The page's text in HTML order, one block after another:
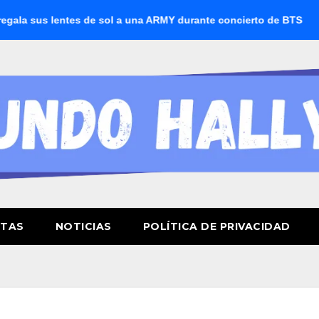
de sol a una ARMY durante concierto de BTS BTS
NOTICIAS POLÍTICA DE PRIVACIDAD